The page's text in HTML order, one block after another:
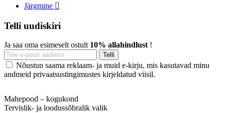
Järgmine 
Telli uudiskiri
Ja saa oma esimeselt ostult 10% allahindlust !
Nõustun saama reklaam- ja muid e-kirju, mis kasutavad minu
andmeid privaatsustingimustes kirjeldatud viisil.
Mahepood – kogukond
Tervislik- ja loodussõbralik valik